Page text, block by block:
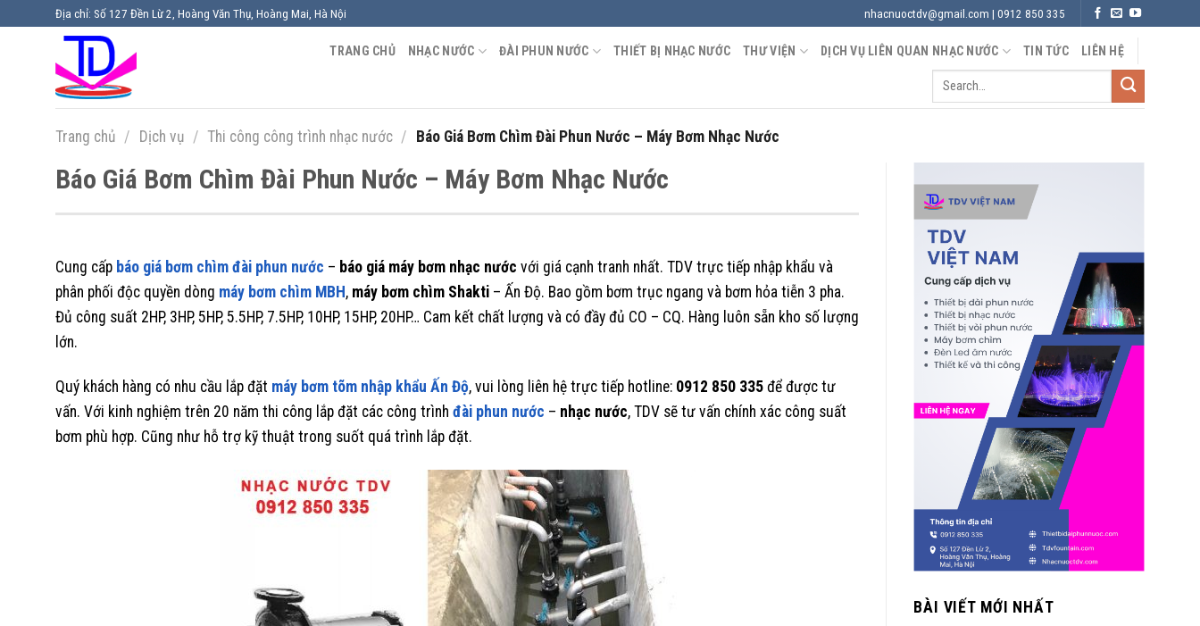
Địa chỉ: Số 127 Đền Lừ 2, Hoàng Văn Thụ, Hoàng Mai, Hà Nội nhacnuoctdv@gmail.com | 0912 850 335
TRANG CHỦ NHẠC NƯỚC ĐÀI PHUN NƯỚC THIẾT BỊ NHẠC NƯỚC THƯ VIỆN DỊCH VỤ LIÊN QUAN NHẠC NƯỚC TIN TỨC LIÊN HỆ
Trang chủ / Dịch vụ / Thi công công trình nhạc nước / Báo Giá Bơm Chìm Đài Phun Nước – Máy Bơm Nhạc Nước
Báo Giá Bơm Chìm Đài Phun Nước – Máy Bơm Nhạc Nước
Cung cấp báo giá bơm chìm đài phun nước – báo giá máy bơm nhạc nước với giá cạnh tranh nhất. TDV trực tiếp nhập khẩu và
phân phối độc quyền dòng máy bơm chìm MBH, máy bơm chìm Shakti – Ấn Độ. Bao gồm bơm trục ngang và bơm hỏa tiễn 3 pha.
Đủ công suất 2HP, 3HP, 5HP, 5.5HP, 7.5HP, 10HP, 15HP, 20HP… Cam kết chất lượng và có đầy đủ CO – CQ. Hàng luôn sẵn kho số lượng
lớn.
Quý khách hàng có nhu cầu lắp đặt máy bơm tõm nhập khẩu Ấn Độ, vui lòng liên hệ trực tiếp hotline: 0912 850 335 để được tư
vấn. Với kinh nghiệm trên 20 năm thi công lắp đặt các công trình đài phun nước – nhạc nước, TDV sẽ tư vấn chính xác công suất
bơm phù hợp. Cũng như hỗ trợ kỹ thuật trong suốt quá trình lắp đặt.
BÀI VIẾT MỚI NHẤT